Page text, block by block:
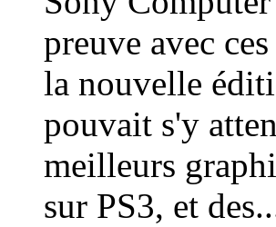
preuve avec
la nouvelle
pouvait s'y
meilleurs
sur PS3, et